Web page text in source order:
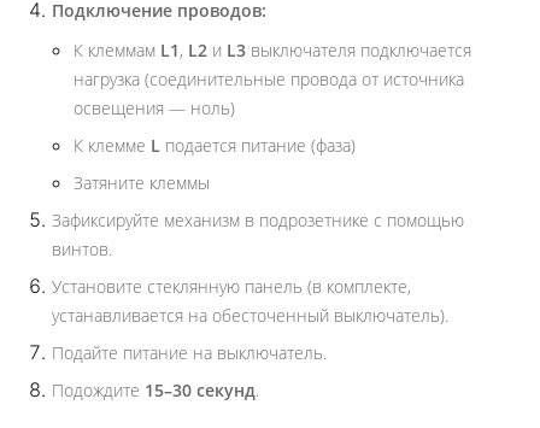
Подключение проводов:
К клеммам L1, L2 и L3 выключателя подключается
нагрузка (соединительные провода от источника
освещения — ноль)
К клемме L подается питание (фаза)
Затяните клеммы
Зафиксируйте механизм в подрозетнике с помощью
винтов.
Установите стеклянную панель (в комплекте,
устанавливается на обесточенный выключатель).
Подайте питание на выключатель.
Подождите 15–30 секунд.